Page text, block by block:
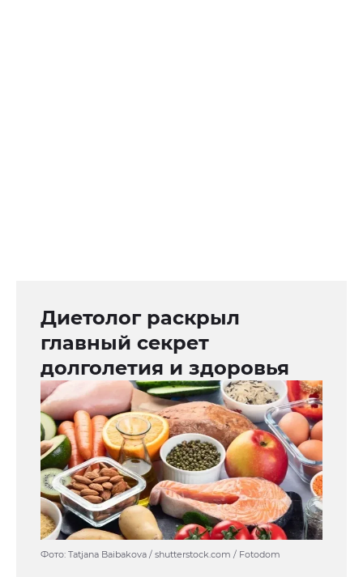
Диетолог раскрыл
главный секрет
долголетия и здоровья
Фото: Tatjana Baibakova / shutterstock.com / Fotodom